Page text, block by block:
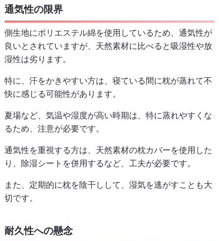
通気性の限界
側生地にポリエステル綿を使用しているため、通気性が
良いとされていますが、天然素材に比べると吸湿性や放
湿性は劣ります。
特に、汗をかきやすい方は、寝ている間に枕が蒸れて不
快に感じる可能性があります。
夏場など、気温や湿度が高い時期は、特に蒸れやすくな
るため、注意が必要です。
通気性を重視する方は、天然素材の枕カバーを使用した
り、除湿シートを併用するなど、工夫が必要です。
また、定期的に枕を陰干しして、湿気を逃がすことも大
切です。
耐久性への懸念